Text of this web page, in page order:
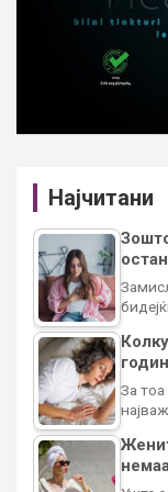
Најчитани
За